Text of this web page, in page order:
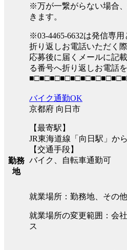
※万が一繋がらない場合
きます。
※03-4465-6632は発信専
折り返しお電話いただく際
応募後に届くメールに記
る番号へ折り返しお電話
勤務
地
バイク通勤OK
京都府 向日市
【最寄駅】
JR東海道線「向日駅」か
【交通手段】
バイク、自転車通勤可
就業場所：勤務地、その
就業場所の変更範囲：会
ス